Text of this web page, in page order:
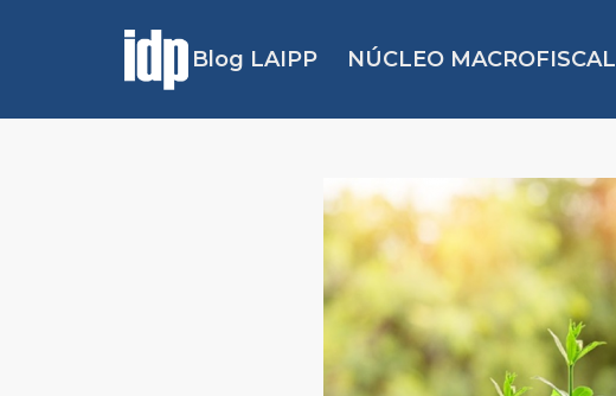
Blog LAIPP NÚCLEO MACROFISCAL